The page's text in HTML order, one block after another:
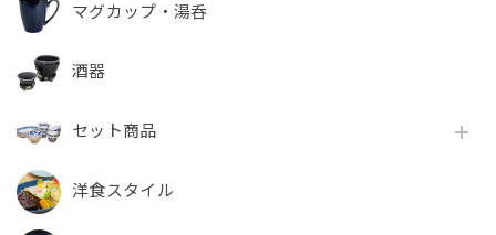
マグカップ・湯呑
酒器
セット商品
洋食スタイル